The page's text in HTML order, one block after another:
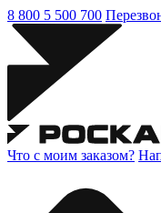
8 800 5 500 700
Что с моим заказом?